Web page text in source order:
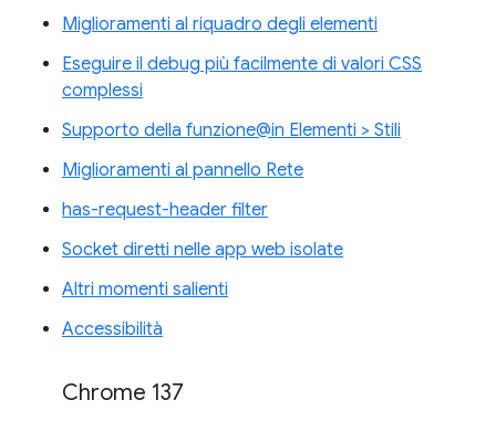
Miglioramenti al riquadro degli elementi
Eseguire il debug più facilmente di valori CSS
complessi
Supporto della funzione@in Elementi > Stili
Miglioramenti al pannello Rete
has-request-header filter
Socket diretti nelle app web isolate
Altri momenti salienti
Accessibilità
Chrome 137